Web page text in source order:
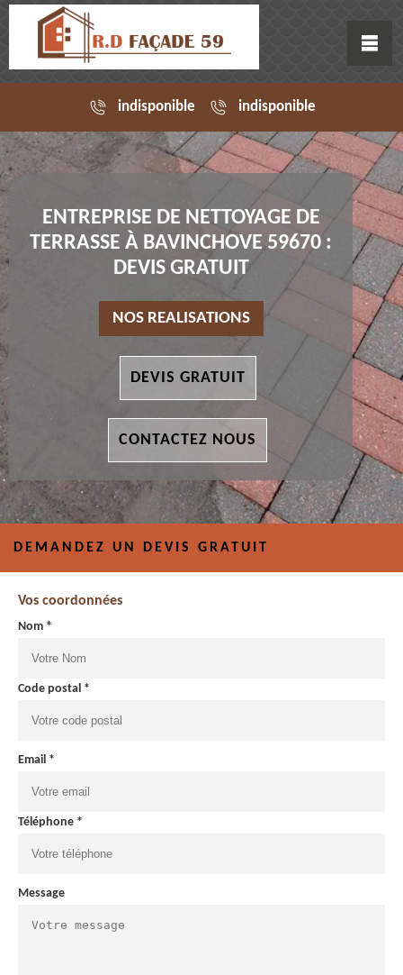
indisponible indisponible
ENTREPRISE DE NETTOYAGE DE
TERRASSE À BAVINCHOVE 59670 :
DEVIS GRATUIT
NOS REALISATIONS
DEVIS GRATUIT
CONTACTEZ NOUS
DEMANDEZ UN DEVIS GRATUIT
Vos coordonnées
Nom *
Code postal *
Email *
Téléphone *
Message